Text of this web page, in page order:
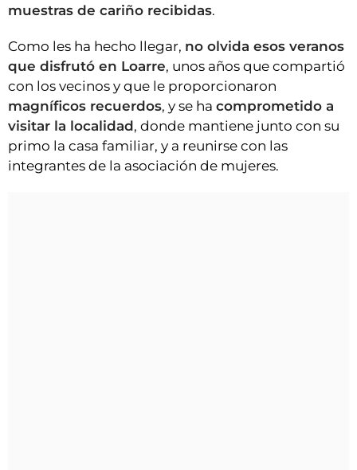
muestras de cariño recibidas.
Como les ha hecho llegar, no olvida esos veranos
que disfrutó en Loarre, unos años que compartió
con los vecinos y que le proporcionaron
magníficos recuerdos, y se ha comprometido a
visitar la localidad, donde mantiene junto con su
primo la casa familiar, y a reunirse con las
integrantes de la asociación de mujeres.